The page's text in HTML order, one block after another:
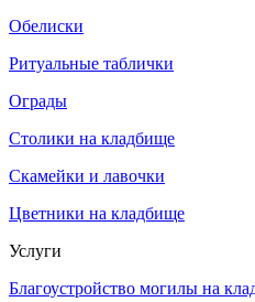
Обелиски
Ритуальные таблички
Ограды
Столики на кладбище
Скамейки и лавочки
Цветники на кладбище
Услуги
Благоустройство могилы на